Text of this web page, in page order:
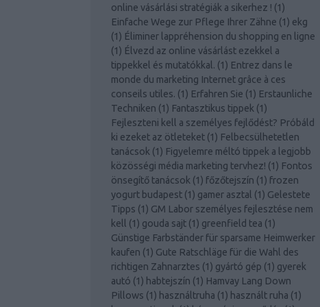
online vásárlási stratégiák a sikerhez ! (1)
Einfache Wege zur Pflege Ihrer Zähne (1) ekg
(1) Éliminer lappréhension du shopping en ligne
(1) Élvezd az online vásárlást ezekkel a
tippekkel és mutatókkal. (1) Entrez dans le
monde du marketing Internet grâce à ces
conseils utiles. (1) Erfahren Sie (1) Erstaunliche
Techniken (1) Fantasztikus tippek (1)
Fejleszteni kell a személyes fejlődést? Próbáld
ki ezeket az ötleteket (1) Felbecsülhetetlen
tanácsok (1) Figyelemre méltó tippek a legjobb
közösségi média marketing tervhez! (1) Fontos
önsegítő tanácsok (1) főzőtejszín (1) frozen
yogurt budapest (1) gamer asztal (1) Gelestete
Tipps (1) GM Labor személyes fejlesztése nem
kell (1) gouda sajt (1) greenfield tea (1)
Günstige Farbständer für sparsame Heimwerker
kaufen (1) Gute Ratschläge für die Wahl des
richtigen Zahnarztes (1) gyártó gép (1) gyerek
autó (1) habtejszín (1) Hamvay Lang Down
Pillows (1) használtruha (1) használt ruha (1)